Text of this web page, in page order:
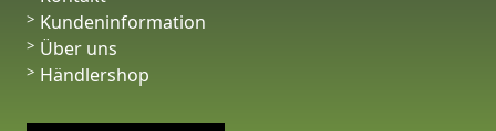
Kundeninformation
Über uns
Händlershop